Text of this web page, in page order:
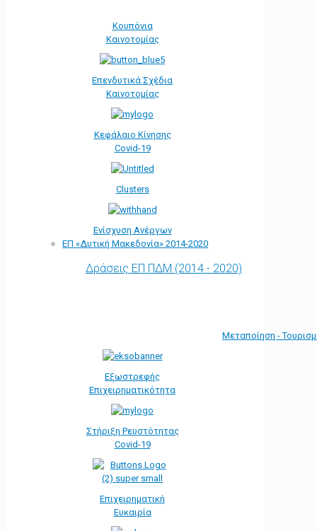
Κουπόνια
Καινοτομίας
Επενδυτικά Σχέδια
Καινοτομίας
Κεφάλαιο Κίνησης
Covid-19
Clusters
Ενίσχυση Ανέργων
ΕΠ «Δυτική Μακεδονία» 2014-2020
Δράσεις ΕΠ ΠΔΜ (2014 - 2020)
Μεταποίηση -
Εξωστρεφής
Επιχειρηματικότητα
Στήριξη Ρευστότητας
Covid-19
Επιχειρηματική
Ευκαιρία